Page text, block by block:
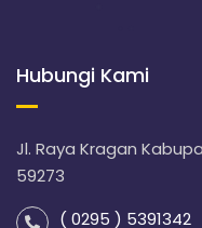
Hubungi Kami
Jl. Raya Kragan
59273
( 0295 ) 5391342